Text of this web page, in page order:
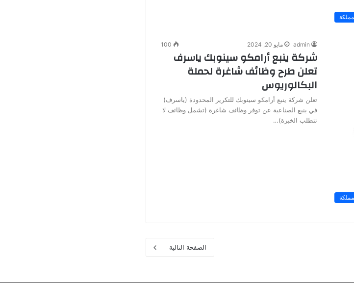
admin مايو 20, 2024 100
شركة ينبع أرامكو سينوبك ياسرف
تعلن طرح وظائف شاغرة لحملة
البكالوريوس
تعلن شركة ينبع أرامكو سينوبك للتكرير المحدودة (ياسرف)
في ينبع الصناعية عن توفر وظائف شاغرة (تشمل وظائف لا
تتطلب الخبرة)…
الصفحة التالية